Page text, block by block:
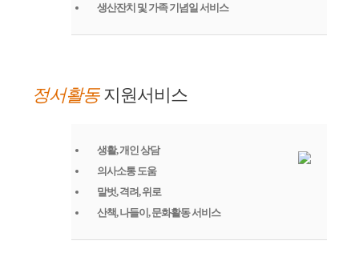
생산잔치 및 가족 기념일 서비스
정서활동지원서비스
생활, 개인 상담
의사소통 도움
말벗, 격려, 위로
산책, 나들이, 문화활동 서비스